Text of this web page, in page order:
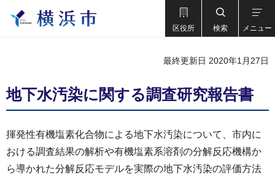
区役所 検索 メニュー
最終更新日 2020年1月27日
地下水汚染に関する調査研究報告書
揮発性有機塩素化合物による地下水汚染について、市内に
おける調査結果の解析や有機塩素系溶剤の分解反応機構か
ら導かれた分解反応モデルを実際の地下水汚染の評価方法